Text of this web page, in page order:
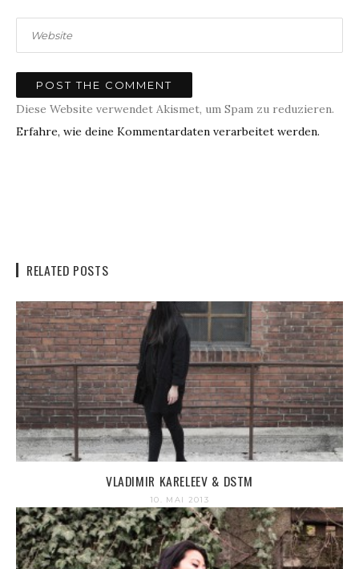
Diese Website verwendet Akismet, um Spam zu reduzieren.
Erfahre, wie deine Kommentardaten verarbeitet werden.
RELATED POSTS
VLADIMIR KARELEEV & DSTM
10. MAI 2013